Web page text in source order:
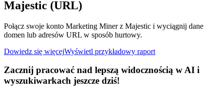
Majestic (URL)
Połącz swoje konto Marketing Miner z Majestic i wyciągnij dane
domen lub adresów URL w sposób hurtowy.
Dowiedz się więcejWyświetl przykładowy raport
Zacznij pracować nad lepszą widocznością w AI i
wyszukiwarkach jeszcze dziś!